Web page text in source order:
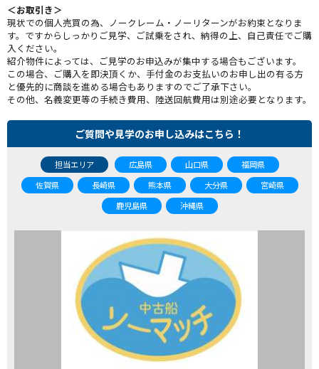
＜お取引き＞
現状での個人売買の為、ノークレーム・ノーリターンがお約束となりま
す。ですからしっかりご見学、ご試乗をされ、納得の上、自己責任でご購
入ください。
紹介物件によっては、ご見学のお申込みが集中する場合もございます。
この場合、ご購入を即決頂くか、手付金のお支払いのお申し出の有る方
と優先的に商談を進める場合もありますのでご了承下さい。
その他、名義変更等の手続き費用、陸送回航費用は別途必要となります。
ご質問や見学のお申し込みはこちら！
担当エリア 広島県 山口県
福岡県
佐賀県
長崎県 熊本県 大分県
宮崎県
鹿児島県
沖縄県